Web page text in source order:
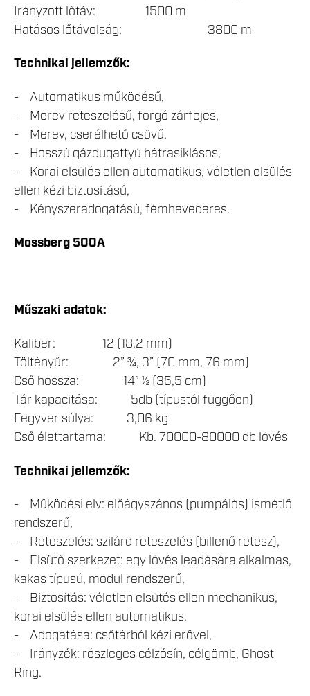
Irányzott lőtáv: 1500 m
Hatásos lőtávolság: 3800 m
Technikai jellemzők:
- Automatikus működésű,
- Merev reteszelésű, forgó zárfejes,
- Merev, cserélhető csövű,
- Hosszú gázdugattyú hátrasiklásos,
- Korai elsülés ellen automatikus, véletlen elsülés
ellen kézi biztosítású,
- Kényszeradogatású, fémhevederes.
Mossberg 500A
Műszaki adatok:
Kaliber: 12 (18,2 mm)
Töltényűr: 2” ¾, 3” (70 mm, 76 mm)
Cső hossza: 14” ½ (35,5 cm)
Tár kapacitása: 5db (típustól függően)
Fegyver súlya: 3,06 kg
Cső élettartama: Kb. 70000-80000 db lövés
Technikai jellemzők:
- Működési elv: előágyszános (pumpálós) ismétlő
rendszerű,
- Reteszelés: szilárd reteszelés (billenő retesz),
- Elsütő szerkezet: egy lövés leadására alkalmas,
kakas típusú, modul rendszerű,
- Biztosítás: véletlen elsütés ellen mechanikus,
korai elsülés ellen automatikus,
- Adogatása: csőtárból kézi erővel,
- Irányzék: részleges célzósín, célgömb, Ghost
Ring.